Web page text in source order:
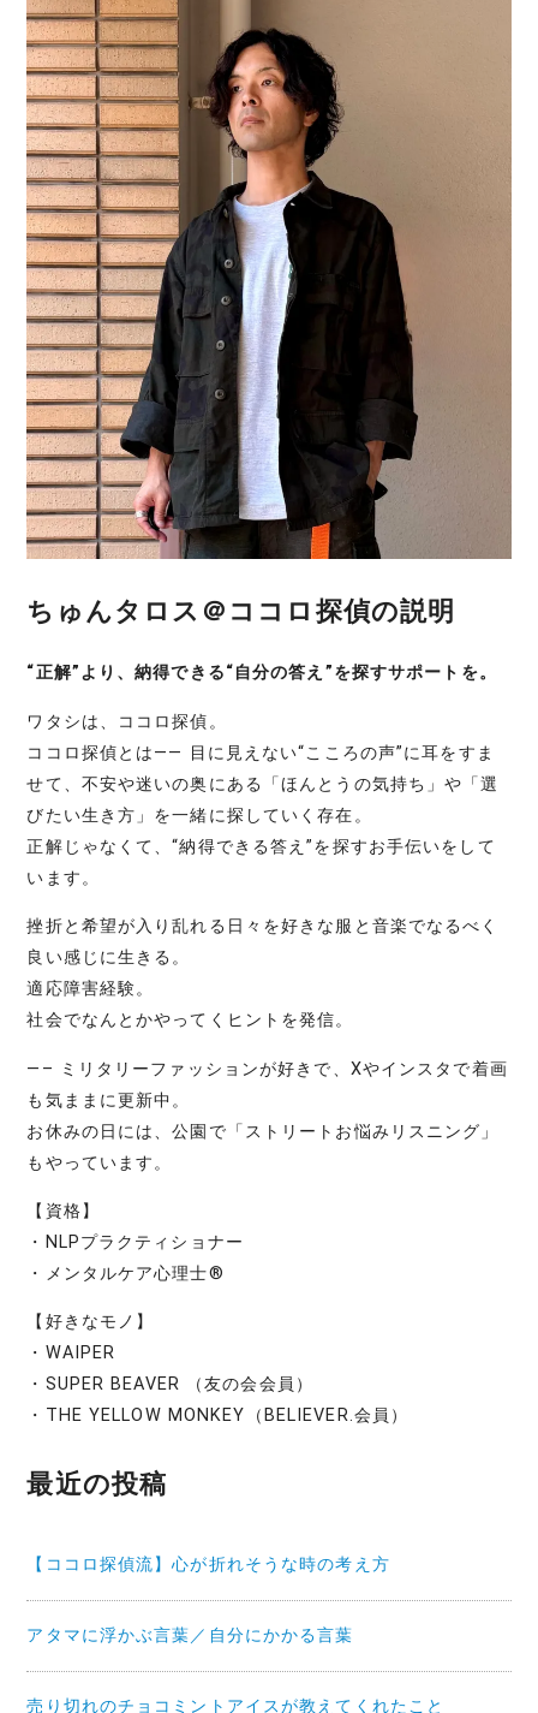
ちゅんタロス＠ココロ探偵の説明
“正解”より、納得できる“自分の答え”を探すサポートを。
ワタシは、ココロ探偵。
ココロ探偵とは―― 目に見えない“こころの声”に耳をすま
せて、不安や迷いの奥にある「ほんとうの気持ち」や「選
びたい生き方」を一緒に探していく存在。
正解じゃなくて、“納得できる答え”を探すお手伝いをして
います。
挫折と希望が入り乱れる日々を好きな服と音楽でなるべく
良い感じに生きる。
適応障害経験。
社会でなんとかやってくヒントを発信。
—– ミリタリーファッションが好きで、Xやインスタで着画
も気ままに更新中。
お休みの日には、公園で「ストリートお悩みリスニング」
もやっています。
【資格】
・NLPプラクティショナー
・メンタルケア心理士®
【好きなモノ】
・WAIPER
・SUPER BEAVER （友の会会員）
・THE YELLOW MONKEY（BELIEVER.会員）
最近の投稿
【ココロ探偵流】心が折れそうな時の考え方
アタマに浮かぶ言葉／自分にかかる言葉
売り切れのチョコミントアイスが教えてくれたこと